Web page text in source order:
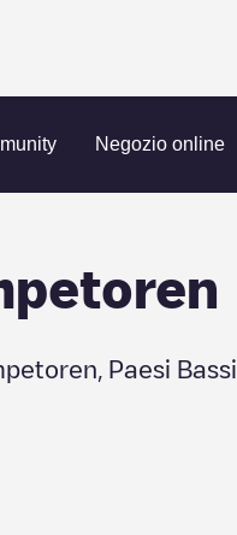
Negozio online
Paesi Bassi